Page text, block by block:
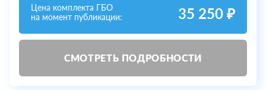
Цена комплекта ГБО
на момент публикации:
35 250 ₽
СМОТРЕТЬ ПОДРОБНОСТИ